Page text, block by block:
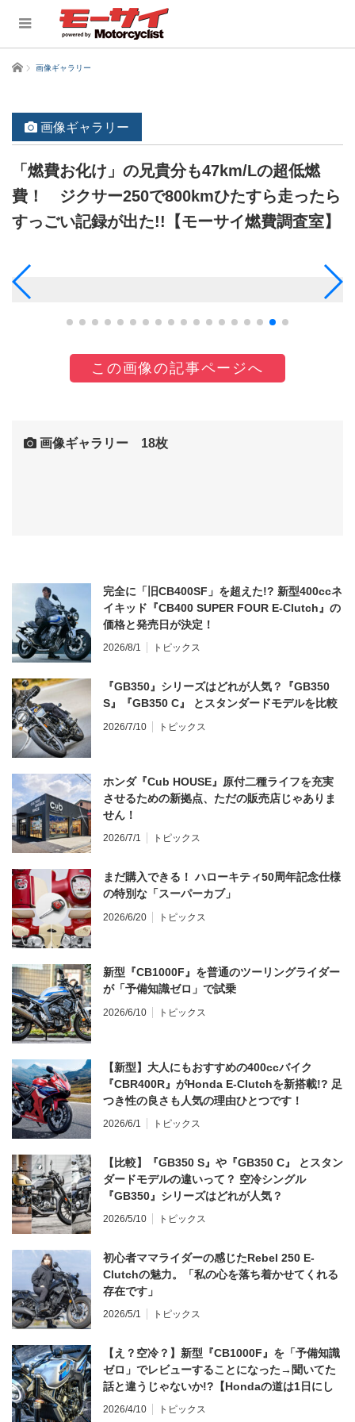
ホーム 画像ギャラリー
画像ギャラリー
「燃費お化け」の兄貴分も47km/Lの超低燃
費！ ジクサー250で800kmひたすら走ったら
すっごい記録が出た!!【モーサイ燃費調査室】
この画像の記事ページへ
画像ギャラリー 18枚
完全に「旧CB400SF」を超えた!? 新型400ccネ
イキッド『CB400 SUPER FOUR E-Clutch』の
価格と発売日が決定！
2026/8/1 トピックス
『GB350』シリーズはどれが人気？『GB350
S』『GB350 C』 とスタンダードモデルを比較
2026/7/10 トピックス
ホンダ『Cub HOUSE』原付二種ライフを充実
させるための新拠点、ただの販売店じゃありま
せん！
2026/7/1 トピックス
まだ購入できる！ ハローキティ50周年記念仕様
の特別な「スーパーカブ」
2026/6/20 トピックス
新型『CB1000F』を普通のツーリングライダー
が「予備知識ゼロ」で試乗
2026/6/10 トピックス
【新型】大人にもおすすめの400ccバイク
『CBR400R』がHonda E-Clutchを新搭載!? 足
つき性の良さも人気の理由ひとつです！
2026/6/1 トピックス
【比較】『GB350 S』や『GB350 C』 とスタン
ダードモデルの違いって？ 空冷シングル
『GB350』シリーズはどれが人気？
2026/5/10 トピックス
初心者ママライダーの感じたRebel 250 E-
Clutchの魅力。「私の心を落ち着かせてくれる
存在です」
2026/5/1 トピックス
【え？空冷？】新型『CB1000F』を「予備知識
ゼロ」でレビューすることになった→聞いてた
話と違うじゃないか!?【Hondaの道は1日にし
てならず／CB1000F ①第一印象 編】
2026/4/10 トピックス